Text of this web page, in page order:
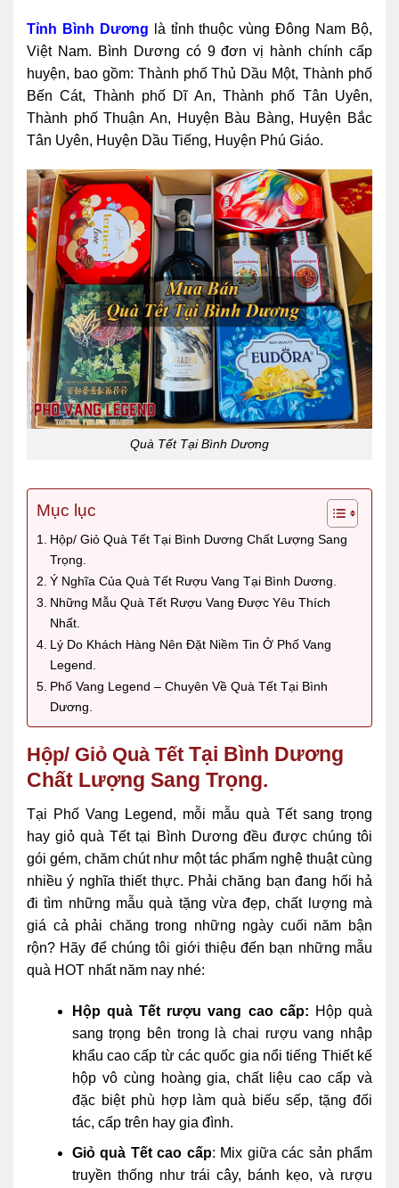
Tỉnh Bình Dương là tỉnh thuộc vùng Đông Nam Bộ,
Việt Nam. Bình Dương có 9 đơn vị hành chính cấp
huyện, bao gồm: Thành phố Thủ Dầu Một, Thành phố
Bến Cát, Thành phố Dĩ An, Thành phố Tân Uyên,
Thành phố Thuận An, Huyện Bàu Bàng, Huyện Bắc
Tân Uyên, Huyện Dầu Tiếng, Huyện Phú Giáo.
Quà Tết Tại Bình Dương
Mục lục
Hộp/ Giỏ Quà Tết Tại Bình Dương Chất Lượng Sang
Trọng.
Ý Nghĩa Của Quà Tết Rượu Vang Tại Bình Dương.
Những Mẫu Quà Tết Rượu Vang Được Yêu Thích
Nhất.
Lý Do Khách Hàng Nên Đặt Niềm Tin Ở Phố Vang
Legend.
Phố Vang Legend – Chuyên Về Quà Tết Tại Bình
Dương.
Hộp/ Giỏ Quà Tết Tại Bình Dương
Chất Lượng Sang Trọng.
Tại Phố Vang Legend, mỗi mẫu quà Tết sang trọng
hay giỏ quà Tết tại Bình Dương đều được chúng tôi
gói gém, chăm chút như một tác phẩm nghệ thuật cùng
nhiều ý nghĩa thiết thực. Phải chăng bạn đang hối hả
đi tìm những mẫu quà tặng vừa đẹp, chất lượng mà
giá cả phải chăng trong những ngày cuối năm bận
rộn? Hãy để chúng tôi giới thiệu đến bạn những mẫu
quà HOT nhất năm nay nhé:
Hộp quà Tết rượu vang cao cấp: Hộp quà
sang trọng bên trong là chai rượu vang nhập
khẩu cao cấp từ các quốc gia nổi tiếng Thiết kế
hộp vô cùng hoàng gia, chất liệu cao cấp và
đặc biệt phù hợp làm quà biếu sếp, tặng đối
tác, cấp trên hay gia đình.
Giỏ quà Tết cao cấp: Mix giữa các sản phẩm
truyền thống như trái cây, bánh kẹo, và rượu